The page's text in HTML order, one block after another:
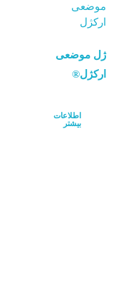
ژل موضعی
ارکژل®
اطلاعات
بیشتر